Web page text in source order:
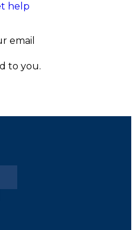
help
email
to you.